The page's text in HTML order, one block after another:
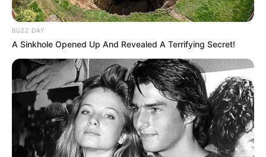
BUZZ DAY
A Sinkhole Opened Up And Revealed A Terrifying Secret!